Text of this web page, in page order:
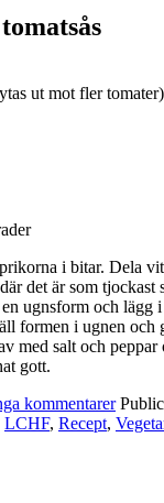
ut mot fler tomater)
i bitar. Dela
det är som tjockast
ugnsform och lägg
formen i ugnen och
med salt och peppar
gott.
kommentarer
LCHF, Recept,